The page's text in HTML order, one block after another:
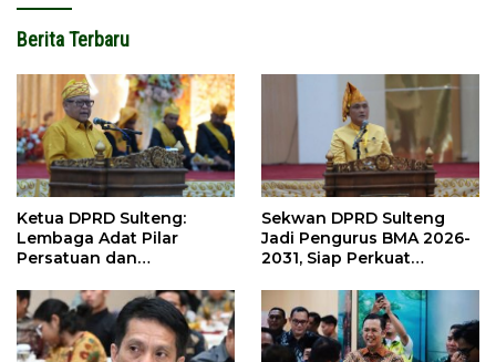
Berita Terbaru
Ketua DPRD Sulteng:
Lembaga Adat Pilar
Persatuan dan
Sekwan DPRD Sulteng
Jadi Pengurus BMA 2026-
2031, Siap Perkuat